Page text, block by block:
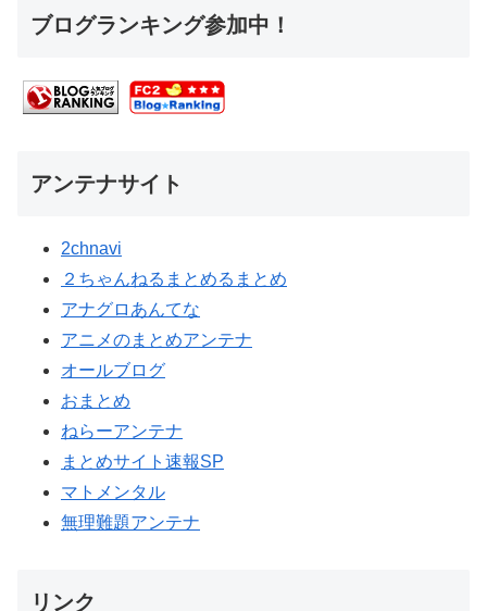
ブログランキング参加中！
アンテナサイト
2chnavi
２ちゃんねるまとめるまとめ
アナグロあんてな
アニメのまとめアンテナ
オールブログ
おまとめ
ねらーアンテナ
まとめサイト速報SP
マトメンタル
無理難題アンテナ
リンク